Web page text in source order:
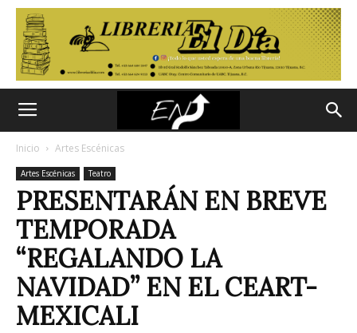
Inicio Artes Escénicas
Artes Escénicas Teatro
PRESENTARÁN EN BREVE
TEMPORADA
“REGALANDO LA
NAVIDAD” EN EL CEART-
MEXICALI